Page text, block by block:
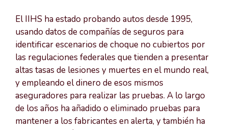
El IIHS ha estado probando autos desde 1995,
usando datos de compañías de seguros para
identificar escenarios de choque no cubiertos por
las regulaciones federales que tienden a presentar
altas tasas de lesiones y muertes en el mundo real,
y empleando el dinero de esos mismos
aseguradores para realizar las pruebas. A lo largo
de los años ha añadido o eliminado pruebas para
mantener a los fabricantes en alerta, y también ha